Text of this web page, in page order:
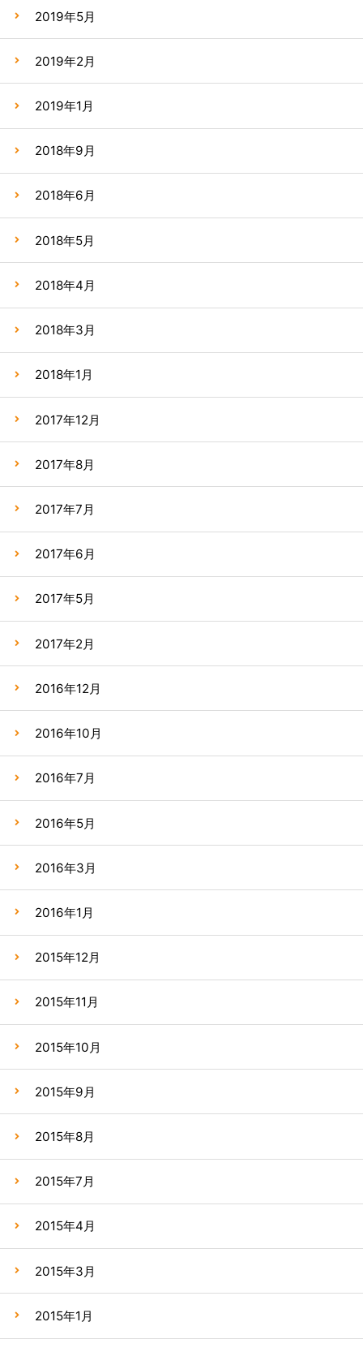
2019年5月
2019年2月
2019年1月
2018年9月
2018年6月
2018年5月
2018年4月
2018年3月
2018年1月
2017年12月
2017年8月
2017年7月
2017年6月
2017年5月
2017年2月
2016年12月
2016年10月
2016年7月
2016年5月
2016年3月
2016年1月
2015年12月
2015年11月
2015年10月
2015年9月
2015年8月
2015年7月
2015年4月
2015年3月
2015年1月